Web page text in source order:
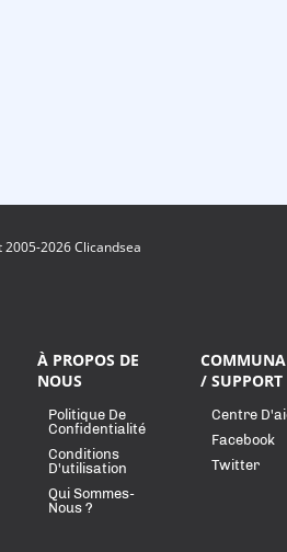
2005-2026 Clicandsea
À PROPOS DE
NOUS
Politique De
Confidentialité
Conditions
D'utilisation
Qui Sommes-
Nous ?
/ SUPPORT
Centre
Facebook
Twitter